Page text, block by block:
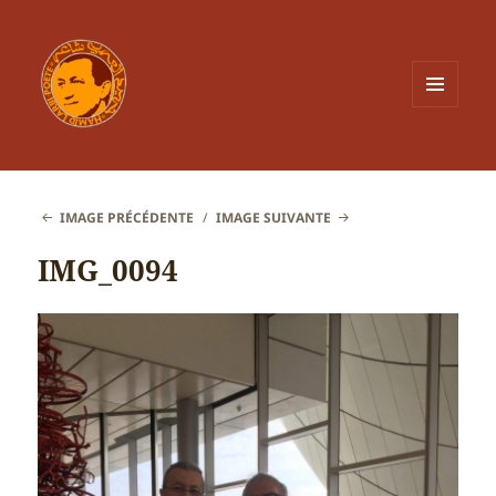
IMAGE PRÉCÉDENTE IMAGE SUIVANTE
IMG_0094